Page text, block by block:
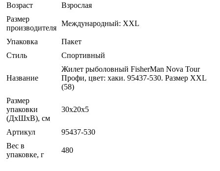
Возраст
Взрослая
Размер
производителя
Международный: XXL
Упаковка
Пакет
Стиль
Спортивный
Название
Жилет рыболовный FisherMan Nova Tour
Профи, цвет: хаки. 95437-530. Размер XXL
(58)
Размер
упаковки
(ДхШхВ), см
30x20x5
Артикул
95437-530
Вес в
упаковке, г
480